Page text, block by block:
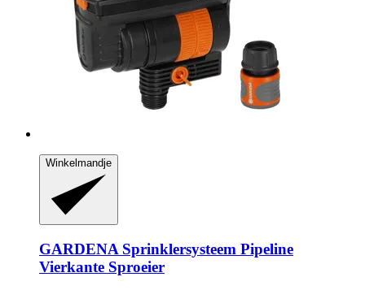
Winkelmandje
GARDENA Sprinklersysteem Pipeline
Vierkante Sproeier